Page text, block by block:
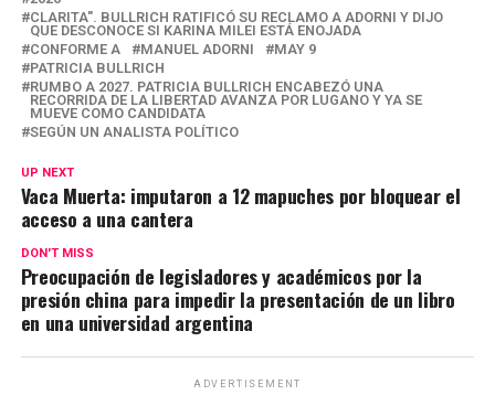
A
p
p
o
o
k
a
m
n
k
ar
CLARITA". BULLRICH RATIFICÓ SU RECLAMO A ADORNI Y DIJO
QUE DESCONOCE SI KARINA MILEI ESTÁ ENOJADA
CONFORME A
MANUEL ADORNI
MAY 9
PATRICIA BULLRICH
RUMBO A 2027. PATRICIA BULLRICH ENCABEZÓ UNA
RECORRIDA DE LA LIBERTAD AVANZA POR LUGANO Y YA SE
MUEVE COMO CANDIDATA
SEGÚN UN ANALISTA POLÍTICO
UP NEXT
Vaca Muerta: imputaron a 12 mapuches por bloquear el
acceso a una cantera
DON'T MISS
Preocupación de legisladores y académicos por la
presión china para impedir la presentación de un libro
en una universidad argentina
ADVERTISEMENT